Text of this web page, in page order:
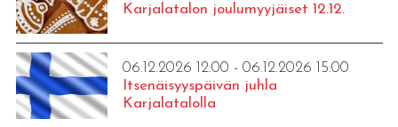
Karjalatalon joulumyyjäiset 12.12.
06.12.2026 12:00 - 06.12.2026 15:00
Itsenäisyyspäivän juhla
Karjalatalolla